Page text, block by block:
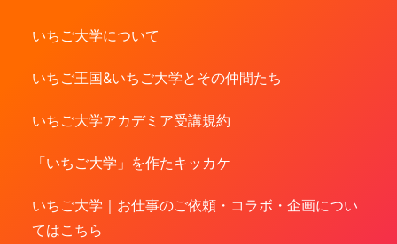
いちご大学について
いちご王国&いちご大学とその仲間たち
いちご大学アカデミア受講規約
「いちご大学」を作たキッカケ
いちご大学｜お仕事のご依頼・コラボ・企画につい
てはこちら